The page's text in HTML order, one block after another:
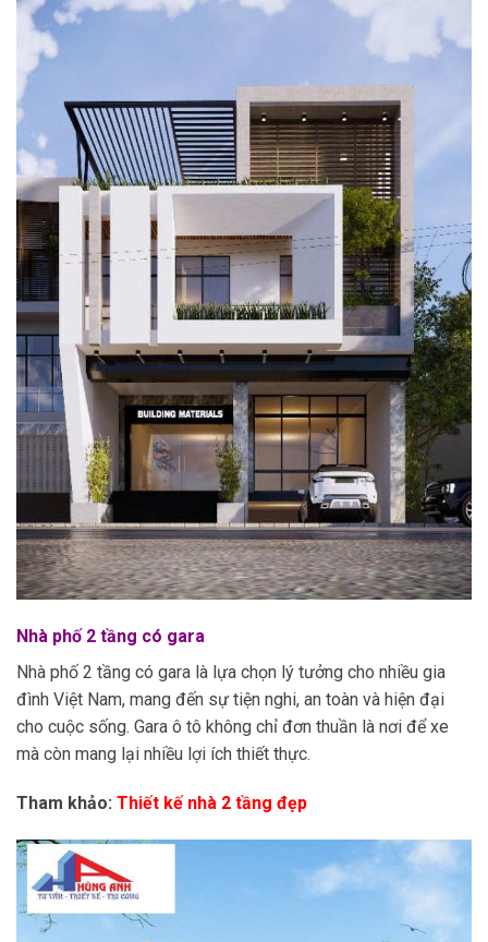
Nhà phố 2 tầng có gara
Nhà phố 2 tầng có gara là lựa chọn lý tưởng cho nhiều gia
đình Việt Nam, mang đến sự tiện nghi, an toàn và hiện đại
cho cuộc sống. Gara ô tô không chỉ đơn thuần là nơi để xe
mà còn mang lại nhiều lợi ích thiết thực.
Tham khảo: Thiết kế nhà 2 tầng đẹp